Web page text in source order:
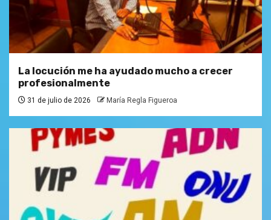
La locución me ha ayudado mucho a crecer
profesionalmente
31 de julio de 2026 María Regla Figueroa